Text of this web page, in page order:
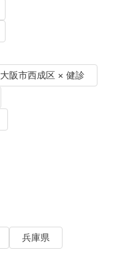
大阪市西成区 × 健診
兵庫県